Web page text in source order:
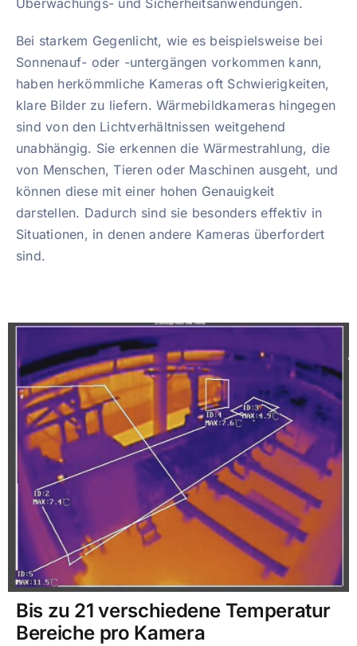
Überwachungs- und Sicherheitsanwendungen.
Bei starkem Gegenlicht, wie es beispielsweise bei
Sonnenauf- oder -untergängen vorkommen kann,
haben herkömmliche Kameras oft Schwierigkeiten,
klare Bilder zu liefern. Wärmebildkameras hingegen
sind von den Lichtverhältnissen weitgehend
unabhängig. Sie erkennen die Wärmestrahlung, die
von Menschen, Tieren oder Maschinen ausgeht, und
können diese mit einer hohen Genauigkeit
darstellen. Dadurch sind sie besonders effektiv in
Situationen, in denen andere Kameras überfordert
sind.
Bis zu 21 verschiedene Temperatur
Bereiche pro Kamera